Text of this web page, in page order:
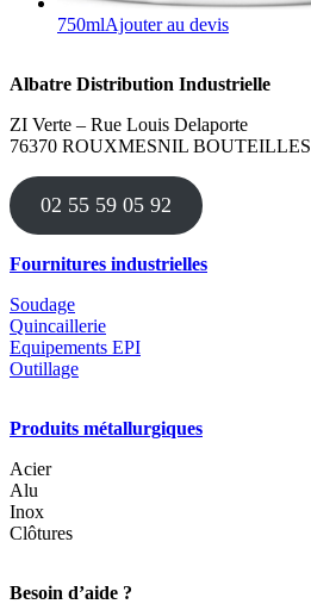
750mlAjouter au devis
Albatre Distribution Industrielle
ZI Verte – Rue Louis Delaporte
76370 ROUXMESNIL BOUTEILLES
02 55 59 05 92
Fournitures industrielles
Soudage
Quincaillerie
Equipements EPI
Outillage
Produits métallurgiques
Acier
Alu
Inox
Clôtures
Besoin d’aide ?